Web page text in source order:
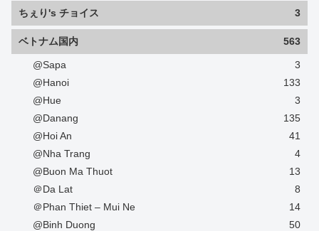
ちぇり's チョイス 3
ベトナム国内 563
@Sapa
3
@Hanoi
133
@Hue
3
@Danang
135
@Hoi An
41
@Nha Trang
4
@Buon Ma Thuot
13
＠Da Lat
8
＠Phan Thiet – Mui Ne
14
@Binh Duong
50